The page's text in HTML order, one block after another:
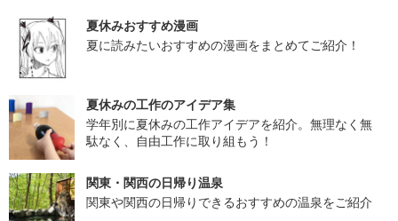
夏休みおすすめ漫画
夏に読みたいおすすめの漫画をまとめてご紹介！
夏休みの工作のアイデア集
学年別に夏休みの工作アイデアを紹介。無理なく無
駄なく、自由工作に取り組もう！
関東・関西の日帰り温泉
関東や関西の日帰りできるおすすめの温泉をご紹介